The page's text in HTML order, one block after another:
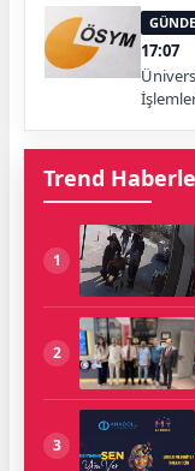
17:07
Trend
1
2
3